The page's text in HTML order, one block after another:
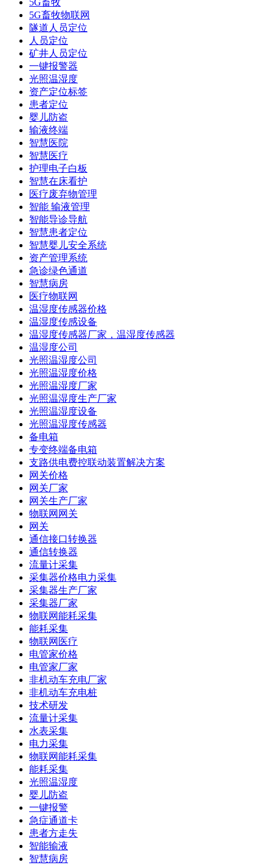
5G畜牧
5G畜牧物联网
隧道人员定位
人员定位
矿井人员定位
一键报警器
光照温湿度
资产定位标签
患者定位
婴儿防盗
输液终端
智慧医院
智慧医疗
护理电子白板
智慧在床看护
医疗废弃物管理
智能 输液管理
智能导诊导航
智慧患者定位
智慧婴儿安全系统
资产管理系统
急诊绿色通道
智慧病房
医疗物联网
温湿度传感器价格
温湿度传感设备
温湿度传感器厂家，温湿度传感器
温湿度公司
光照温湿度公司
光照温湿度价格
光照温湿度厂家
光照温湿度生产厂家
光照温湿度设备
光照温湿度传感器
备电箱
专变终端备电箱
支路供电费控联动装置解决方案
网关价格
网关厂家
网关生产厂家
物联网网关
网关
通信接口转换器
通信转换器
流量计采集
采集器价格电力采集
采集器生产厂家
采集器厂家
物联网能耗采集
能耗采集
物联网医疗
电管家价格
电管家厂家
非机动车充电厂家
非机动车充电桩
技术研发
流量计采集
水表采集
电力采集
物联网能耗采集
能耗采集
光照温湿度
婴儿防盗
一键报警
急症通道卡
患者方走失
智能输液
智慧病房